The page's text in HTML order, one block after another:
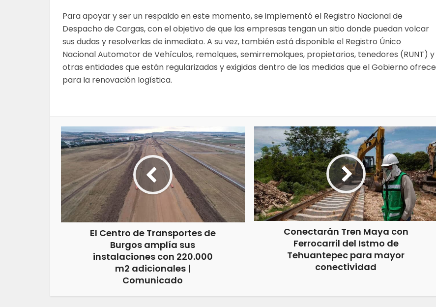
Para apoyar y ser un respaldo en este momento, se implementó el Registro Nacional de
Despacho de Cargas, con el objetivo de que las empresas tengan un sitio donde puedan volcar
sus dudas y resolverlas de inmediato. A su vez, también está disponible el Registro Único
Nacional Automotor de Vehículos, remolques, semirremolques, propietarios, tenedores (RUNT) y
otras entidades que están regularizadas y exigidas dentro de las medidas que el Gobierno ofrece
para la renovación logística.
El Centro de Transportes de
Burgos amplía sus
instalaciones con 220.000
m2 adicionales |
Comunicado
Conectarán Tren Maya con
Ferrocarril del Istmo de
Tehuantepec para mayor
conectividad